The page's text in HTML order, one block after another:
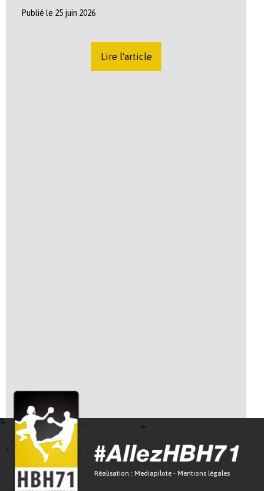
Publié le 25 juin 2026
Lire l'article
Réalisation : Mediapilote - Mentions légales